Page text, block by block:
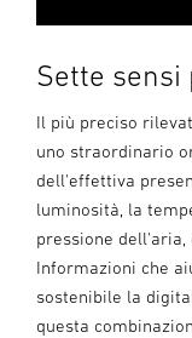
Sette
Il più preciso
uno straordinario
dell'effettiva
luminosità, la
pressione dell'aria,
Informazioni che
sostenibile la
questa